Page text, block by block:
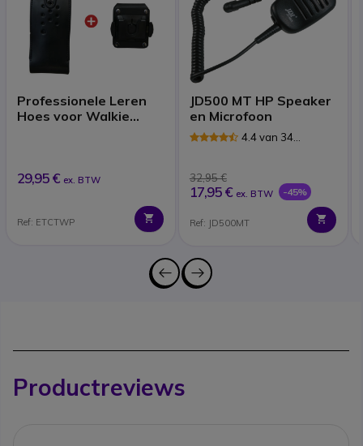
Professionele Leren
Hoes voor Walkie
29,95 € ex. BTW
Ref: ETCTWP
JD500 MT HP Speaker
en Microfoon
4.4 van 34
32,95 €
17,95 € ex. BTW -45%
Ref: JD500MT
Productreviews